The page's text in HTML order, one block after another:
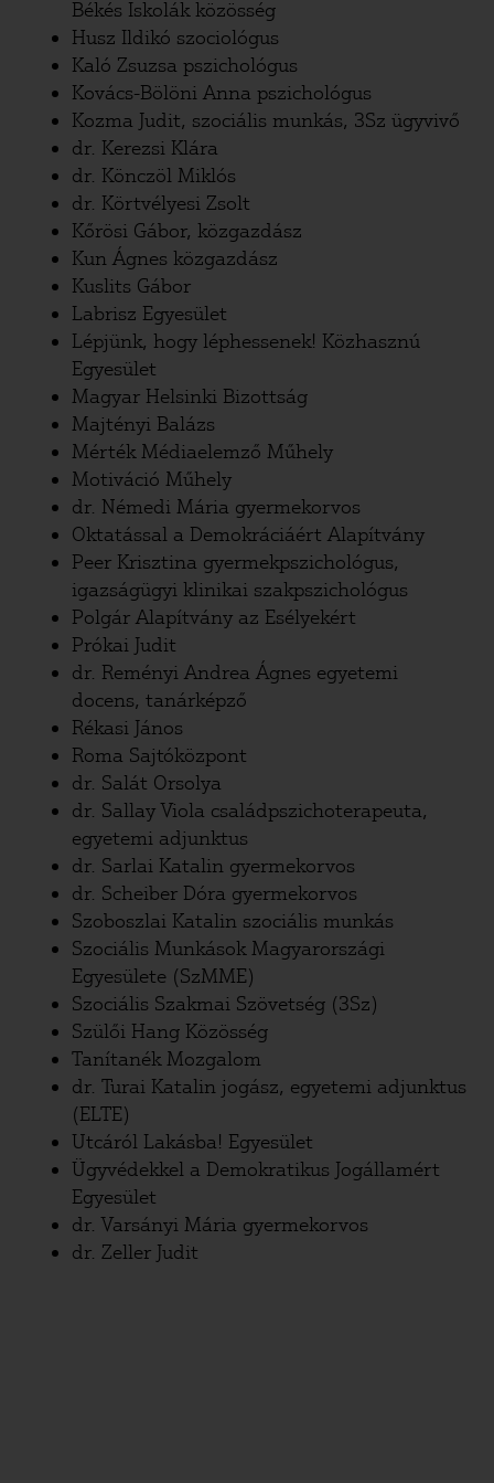
Békés Iskolák közösség
Husz Ildikó szociológus
Kaló Zsuzsa pszichológus
Kovács-Bölöni Anna pszichológus
Kozma Judit, szociális munkás, 3Sz ügyvivő
dr. Kerezsi Klára
dr. Könczöl Miklós
dr. Körtvélyesi Zsolt
Kőrösi Gábor, közgazdász
Kun Ágnes közgazdász
Kuslits Gábor
Labrisz Egyesület
Lépjünk, hogy léphessenek! Közhasznú
Egyesület
Magyar Helsinki Bizottság
Majtényi Balázs
Mérték Médiaelemző Műhely
Motiváció Műhely
dr. Némedi Mária gyermekorvos
Oktatással a Demokráciáért Alapítvány
Peer Krisztina gyermekpszichológus,
igazságügyi klinikai szakpszichológus
Polgár Alapítvány az Esélyekért
Prókai Judit
dr. Reményi Andrea Ágnes egyetemi
docens, tanárképző
Rékasi János
Roma Sajtóközpont
dr. Salát Orsolya
dr. Sallay Viola családpszichoterapeuta,
egyetemi adjunktus
dr. Sarlai Katalin gyermekorvos
dr. Scheiber Dóra gyermekorvos
Szoboszlai Katalin szociális munkás
Szociális Munkások Magyarországi
Egyesülete (SzMME)
Szociális Szakmai Szövetség (3Sz)
Szülői Hang Közösség
Tanítanék Mozgalom
dr. Turai Katalin jogász, egyetemi adjunktus
(ELTE)
Utcáról Lakásba! Egyesület
Ügyvédekkel a Demokratikus Jogállamért
Egyesület
dr. Varsányi Mária gyermekorvos
dr. Zeller Judit